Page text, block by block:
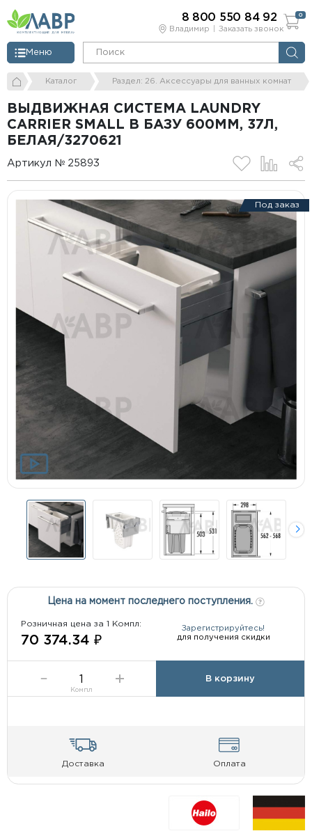
Владимир Заказать звонок
Меню
8 800 550 84 92 0
Каталог Раздел: 26. Аксессуары для ванных комнат
ВЫДВИЖНАЯ СИСТЕМА LAUNDRY
CARRIER SMALL В БАЗУ 600ММ, 37Л,
БЕЛАЯ/3270621
Артикул № 25893
Под заказ
Цена на момент последнего поступления.
Розничная цена за 1 Компл:
70 374.34 ₽
Зарегистрируйтесь!
для получения скидки
Компл
В корзину
Доставка Оплата